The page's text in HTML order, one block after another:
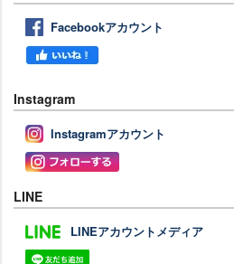
Facebookアカウント
Instagram
Instagramアカウント
LINE
LINEアカウントメディア